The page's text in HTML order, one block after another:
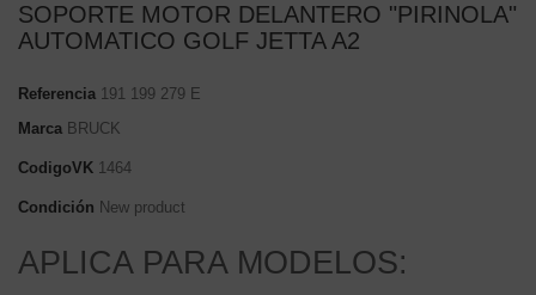
SOPORTE MOTOR DELANTERO "PIRINOLA"
AUTOMATICO GOLF JETTA A2
Referencia 191 199 279 E
Marca BRUCK
CodigoVK 1464
Condición New product
APLICA PARA MODELOS: